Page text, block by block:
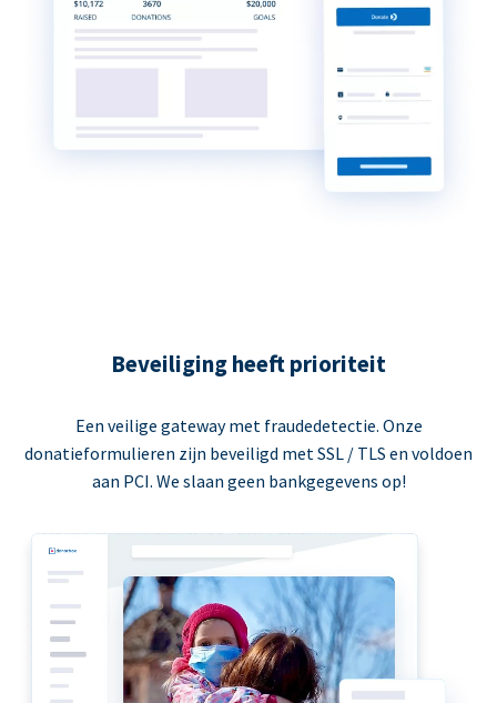
Beveiliging heeft prioriteit
Een veilige gateway met fraudedetectie. Onze
donatieformulieren zijn beveiligd met SSL / TLS en voldoen
aan PCI. We slaan geen bankgegevens op!